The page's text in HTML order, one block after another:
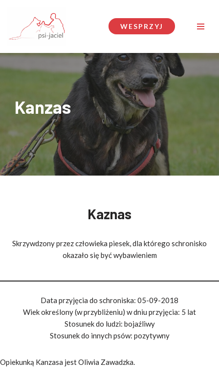
Przejdź
do
WESPRZYJ
Kanzas
Kaznas
Skrzywdzony przez człowieka piesek, dla którego schronisko
okazało się być wybawieniem
Data przyjęcia do schroniska: 05-09-2018
Wiek określony (w przybliżeniu) w dniu przyjęcia: 5 lat
Stosunek do ludzi: bojaźliwy
Stosunek do innych psów: pozytywny
Opiekunką Kanzasa jest Oliwia Zawadzka.